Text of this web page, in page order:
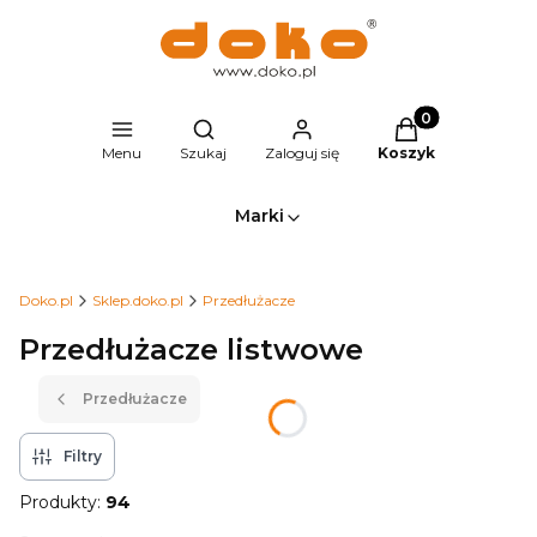
Menu
Otwórz wyszukiwarkę
Szukaj Zaloguj się
Produkty w
Koszyk
Marki
Doko.pl Sklep.doko.pl Przedłużacze
Przedłużacze listwowe
Przedłużacze
Filtry
Produkty: 94